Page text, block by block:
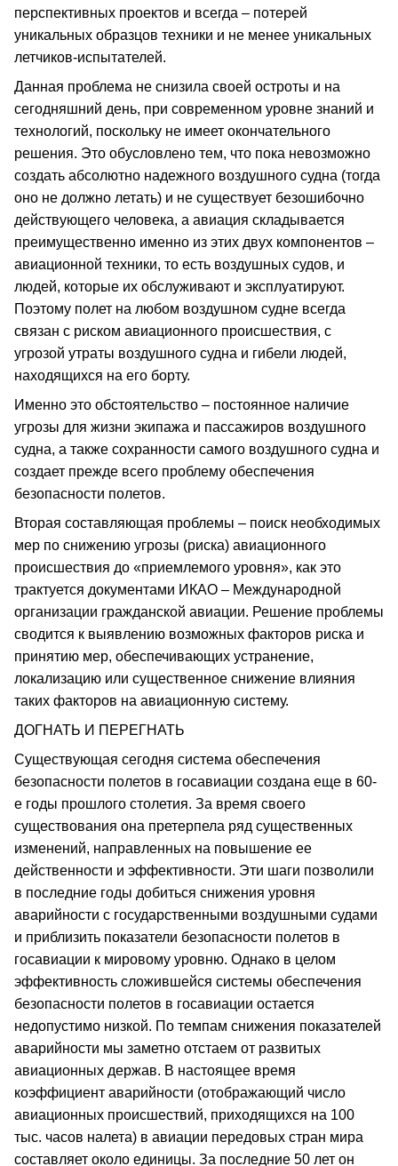
перспективных проектов и всегда – потерей
уникальных образцов техники и не менее уникальных
летчиков-испытателей.
Данная проблема не снизила своей остроты и на
сегодняшний день, при современном уровне знаний и
технологий, поскольку не имеет окончательного
решения. Это обусловлено тем, что пока невозможно
создать абсолютно надежного воздушного судна (тогда
оно не должно летать) и не существует безошибочно
действующего человека, а авиация складывается
преимущественно именно из этих двух компонентов –
авиационной техники, то есть воздушных судов, и
людей, которые их обслуживают и эксплуатируют.
Поэтому полет на любом воздушном судне всегда
связан с риском авиационного происшествия, с
угрозой утраты воздушного судна и гибели людей,
находящихся на его борту.
Именно это обстоятельство – постоянное наличие
угрозы для жизни экипажа и пассажиров воздушного
судна, а также сохранности самого воздушного судна и
создает прежде всего проблему обеспечения
безопасности полетов.
Вторая составляющая проблемы – поиск необходимых
мер по снижению угрозы (риска) авиационного
происшествия до «приемлемого уровня», как это
трактуется документами ИКАО – Международной
организации гражданской авиации. Решение проблемы
сводится к выявлению возможных факторов риска и
принятию мер, обеспечивающих устранение,
локализацию или существенное снижение влияния
таких факторов на авиационную систему.
ДОГНАТЬ И ПЕРЕГНАТЬ
Существующая сегодня система обеспечения
безопасности полетов в госавиации создана еще в 60-
е годы прошлого столетия. За время своего
существования она претерпела ряд существенных
изменений, направленных на повышение ее
действенности и эффективности. Эти шаги позволили
в последние годы добиться снижения уровня
аварийности с государственными воздушными судами
и приблизить показатели безопасности полетов в
госавиации к мировому уровню. Однако в целом
эффективность сложившейся системы обеспечения
безопасности полетов в госавиации остается
недопустимо низкой. По темпам снижения показателей
аварийности мы заметно отстаем от развитых
авиационных держав. В настоящее время
коэффициент аварийности (отображающий число
авиационных происшествий, приходящихся на 100
тыс. часов налета) в авиации передовых стран мира
составляет около единицы. За последние 50 лет он